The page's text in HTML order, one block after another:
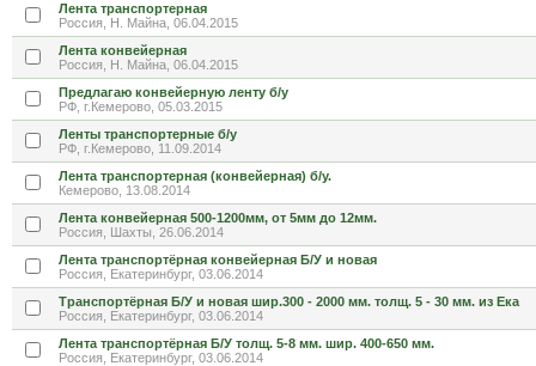
Лента транспортерная
Россия, Н. Майна, 06.04.2015
Лента конвейерная
Россия, Н. Майна, 06.04.2015
Предлагаю конвейерную ленту б/у
РФ, г.Кемерово, 05.03.2015
Ленты транспортерные б/у
РФ, г.Кемерово, 11.09.2014
Лента транспортерная (конвейерная) б/у.
Кемерово, 13.08.2014
Лента конвейерная 500-1200мм, от 5мм до 12мм.
Россия, Шахты, 26.06.2014
Лента транспортёрная конвейерная Б/У и новая
Россия, Екатеринбург, 03.06.2014
Транспортёрная Б/У и новая шир.300 - 2000 мм. толщ. 5 - 30 мм. из Ека
Россия, Екатеринбург, 03.06.2014
Лента транспортёрная Б/У толщ. 5-8 мм. шир. 400-650 мм.
Россия, Екатеринбург, 03.06.2014